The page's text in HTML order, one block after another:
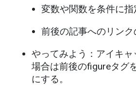
変数や関数を条件に指
前後の記事へのリンク
やってみよう：アイキ
場合は前後のfigureタグ
にする。